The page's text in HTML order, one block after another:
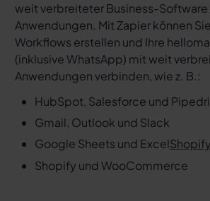
weit verbreiteter Business-Software
Anwendungen. Mit Zapier können
Workflows erstellen und Ihre
(inklusive WhatsApp) mit weit
Anwendungen verbinden, wie z. B.:
HubSpot, Salesforce und
Gmail, Outlook und Slack
Google Sheets und ExcelShopify
Shopify und WooCommerce